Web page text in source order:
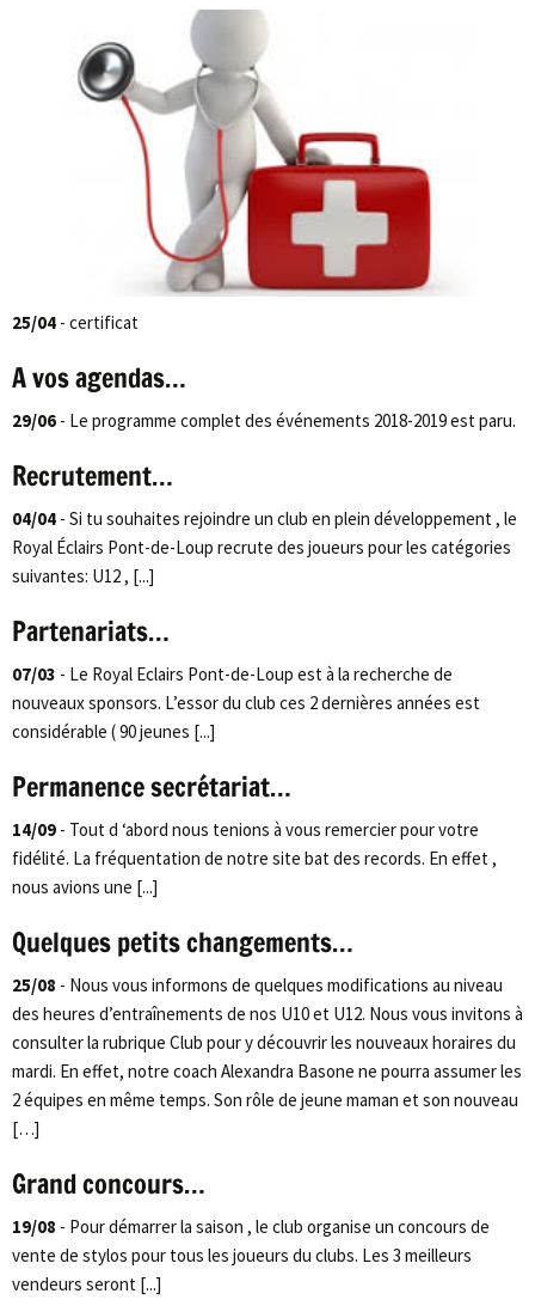
25/04 - certificat
A vos agendas…
29/06 - Le programme complet des événements 2018-2019 est paru.
Recrutement…
04/04 - Si tu souhaites rejoindre un club en plein développement , le
Royal Éclairs Pont-de-Loup recrute des joueurs pour les catégories
suivantes: U12 , [...]
Partenariats…
07/03 - Le Royal Eclairs Pont-de-Loup est à la recherche de
nouveaux sponsors. L’essor du club ces 2 dernières années est
considérable ( 90 jeunes [...]
Permanence secrétariat…
14/09 - Tout d ‘abord nous tenions à vous remercier pour votre
fidélité. La fréquentation de notre site bat des records. En effet ,
nous avions une [...]
Quelques petits changements…
25/08 - Nous vous informons de quelques modifications au niveau
des heures d’entraînements de nos U10 et U12. Nous vous invitons à
consulter la rubrique Club pour y découvrir les nouveaux horaires du
mardi. En effet, notre coach Alexandra Basone ne pourra assumer les
2 équipes en même temps. Son rôle de jeune maman et son nouveau
[…]
Grand concours…
19/08 - Pour démarrer la saison , le club organise un concours de
vente de stylos pour tous les joueurs du clubs. Les 3 meilleurs
vendeurs seront [...]